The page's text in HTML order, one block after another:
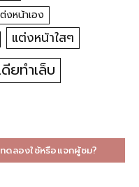
งหน้าเอง
แต่งหน้าใสๆ
ดียทำเล็บ
ดลองใช้หรือแจกผู้ชม?